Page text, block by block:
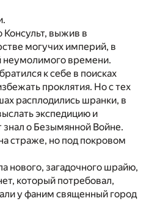
Консульт, выжив в
могучих империй, в
неумолимого времени.
к себе в поисках
проклятия. Но с тех
расплодились шранки, в
экспедицию и
знал о Безымянной Войне.
страже, но под покровом
нового, загадочного шрайю,
который потребовал,
у фаним священный город